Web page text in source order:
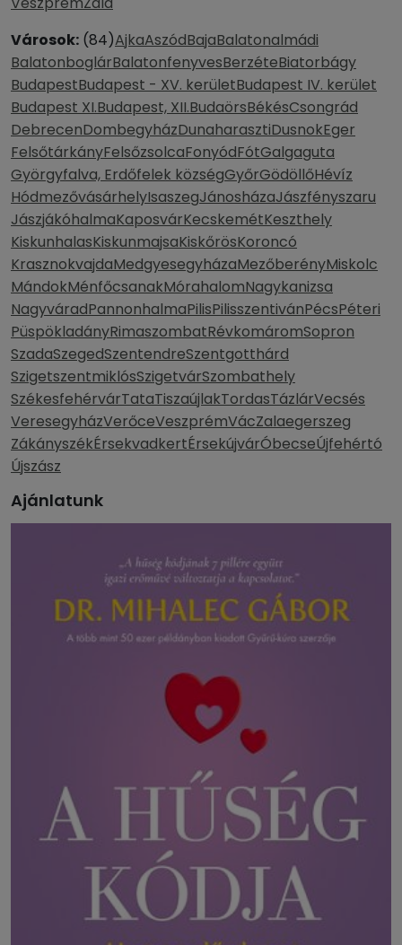
Városok: (84)AjkaAszódBajaBalatonalmádi
BalatonboglárBalatonfenyvesBerzéteBiatorbágy
BudapestBudapest - XV. kerületBudapest IV. kerület
Budapest XI.Budapest, XII.BudaörsBékésCsongrád
DebrecenDombegyházDunaharasztiDusnokEger
FelsőtárkányFelsőzsolcaFonyódFótGalgaguta
Györgyfalva, Erdőfelek községGyőrGödöllőHévíz
HódmezővásárhelyIsaszegJánosházaJászfényszaru
JászjákóhalmaKaposvárKecskemétKeszthely
KiskunhalasKiskunmajsaKiskőrösKoroncó
KrasznokvajdaMedgyesegyházaMezőberényMiskolc
MándokMénfőcsanakMórahalomNagykanizsa
NagyváradPannonhalmaPilisPilisszentivánPécsPéteri
PüspökladányRimaszombatRévkomáromSopron
SzadaSzegedSzentendreSzentgotthárd
SzigetszentmiklósSzigetvárSzombathely
SzékesfehérvárTataTiszaújlakTordasTázlárVecsés
VeresegyházVerőceVeszprémVácZalaegerszeg
ZákányszékÉrsekvadkertÉrsekújvárÓbecseÚjfehértó
Újszász
Ajánlatunk